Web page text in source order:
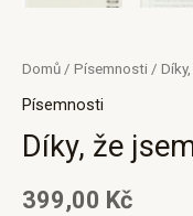
Domů / Písemnosti /
Písemnosti
Díky, že
399,00 Kč